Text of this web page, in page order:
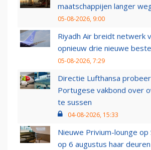
maatschappijen langer
05-08-2026, 9:00
Riyadh Air breidt netwerk
opnieuw drie nieuwe
05-08-2026, 7:29
Directie Lufthansa
Portugese vakbond over
te sussen
04-08-2026, 15:33
Nieuwe Privium-lounge op
op 6 augustus haar deuren